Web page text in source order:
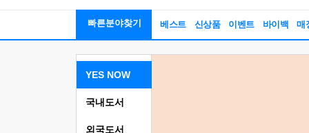
빠른분야찾기 베스트 신상품 이벤트 바이백 매
YES NOW
국내도서
외국도서